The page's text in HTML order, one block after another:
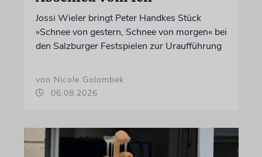
Jossi Wieler bringt Peter Handkes Stück
»Schnee von gestern, Schnee von morgen« bei
den Salzburger Festspielen zur Uraufführung
von Nicole Golombek
06.08.2026